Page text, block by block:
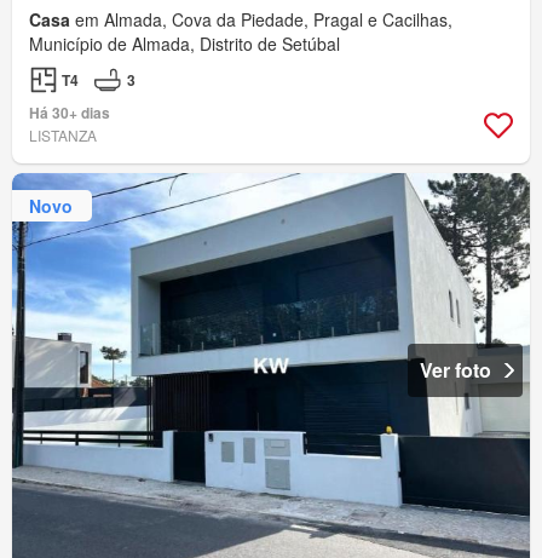
Casa em Almada, Cova da Piedade, Pragal e Cacilhas,
Município de Almada, Distrito de Setúbal
T4
3
Há 30+ dias
LISTANZA
Novo
Ver foto